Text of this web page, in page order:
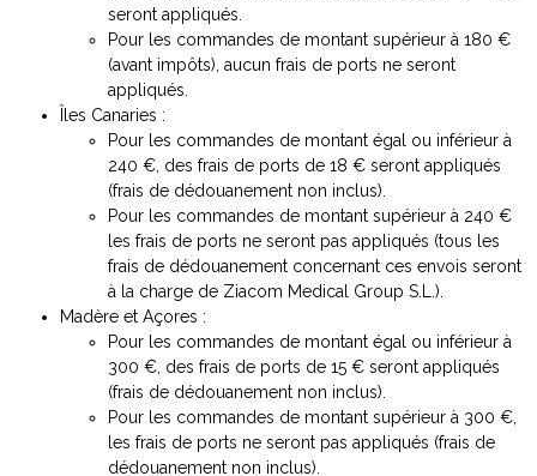
seront appliqués.
Pour les commandes de montant supérieur à 180 €
(avant impôts), aucun frais de ports ne seront
appliqués.
Îles Canaries :
Pour les commandes de montant égal ou inférieur à
240 €, des frais de ports de 18 € seront appliqués
(frais de dédouanement non inclus).
Pour les commandes de montant supérieur à 240 €
les frais de ports ne seront pas appliqués (tous les
frais de dédouanement concernant ces envois seront
à la charge de Ziacom Medical Group S.L.).
Madère et Açores :
Pour les commandes de montant égal ou inférieur à
300 €, des frais de ports de 15 € seront appliqués
(frais de dédouanement non inclus).
Pour les commandes de montant supérieur à 300 €,
les frais de ports ne seront pas appliqués (frais de
dédouanement non inclus).